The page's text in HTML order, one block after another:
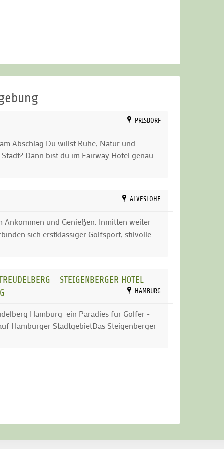
PRISDORF
Abschlag Du willst Ruhe, Natur und
Dann bist du im Fairway Hotel genau
ALVESLOHE
Ankommen und Genießen. Inmitten weiter
sich erstklassiger Golfsport, stilvolle
- STEIGENBERGER HOTEL
HAMBURG
Hamburg: ein Paradies für Golfer -
Hamburger StadtgebietDas Steigenberger